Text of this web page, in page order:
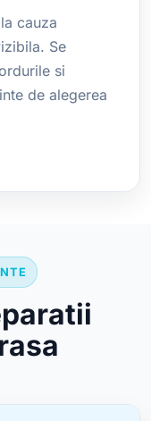
cauza
Se
si
de alegerea